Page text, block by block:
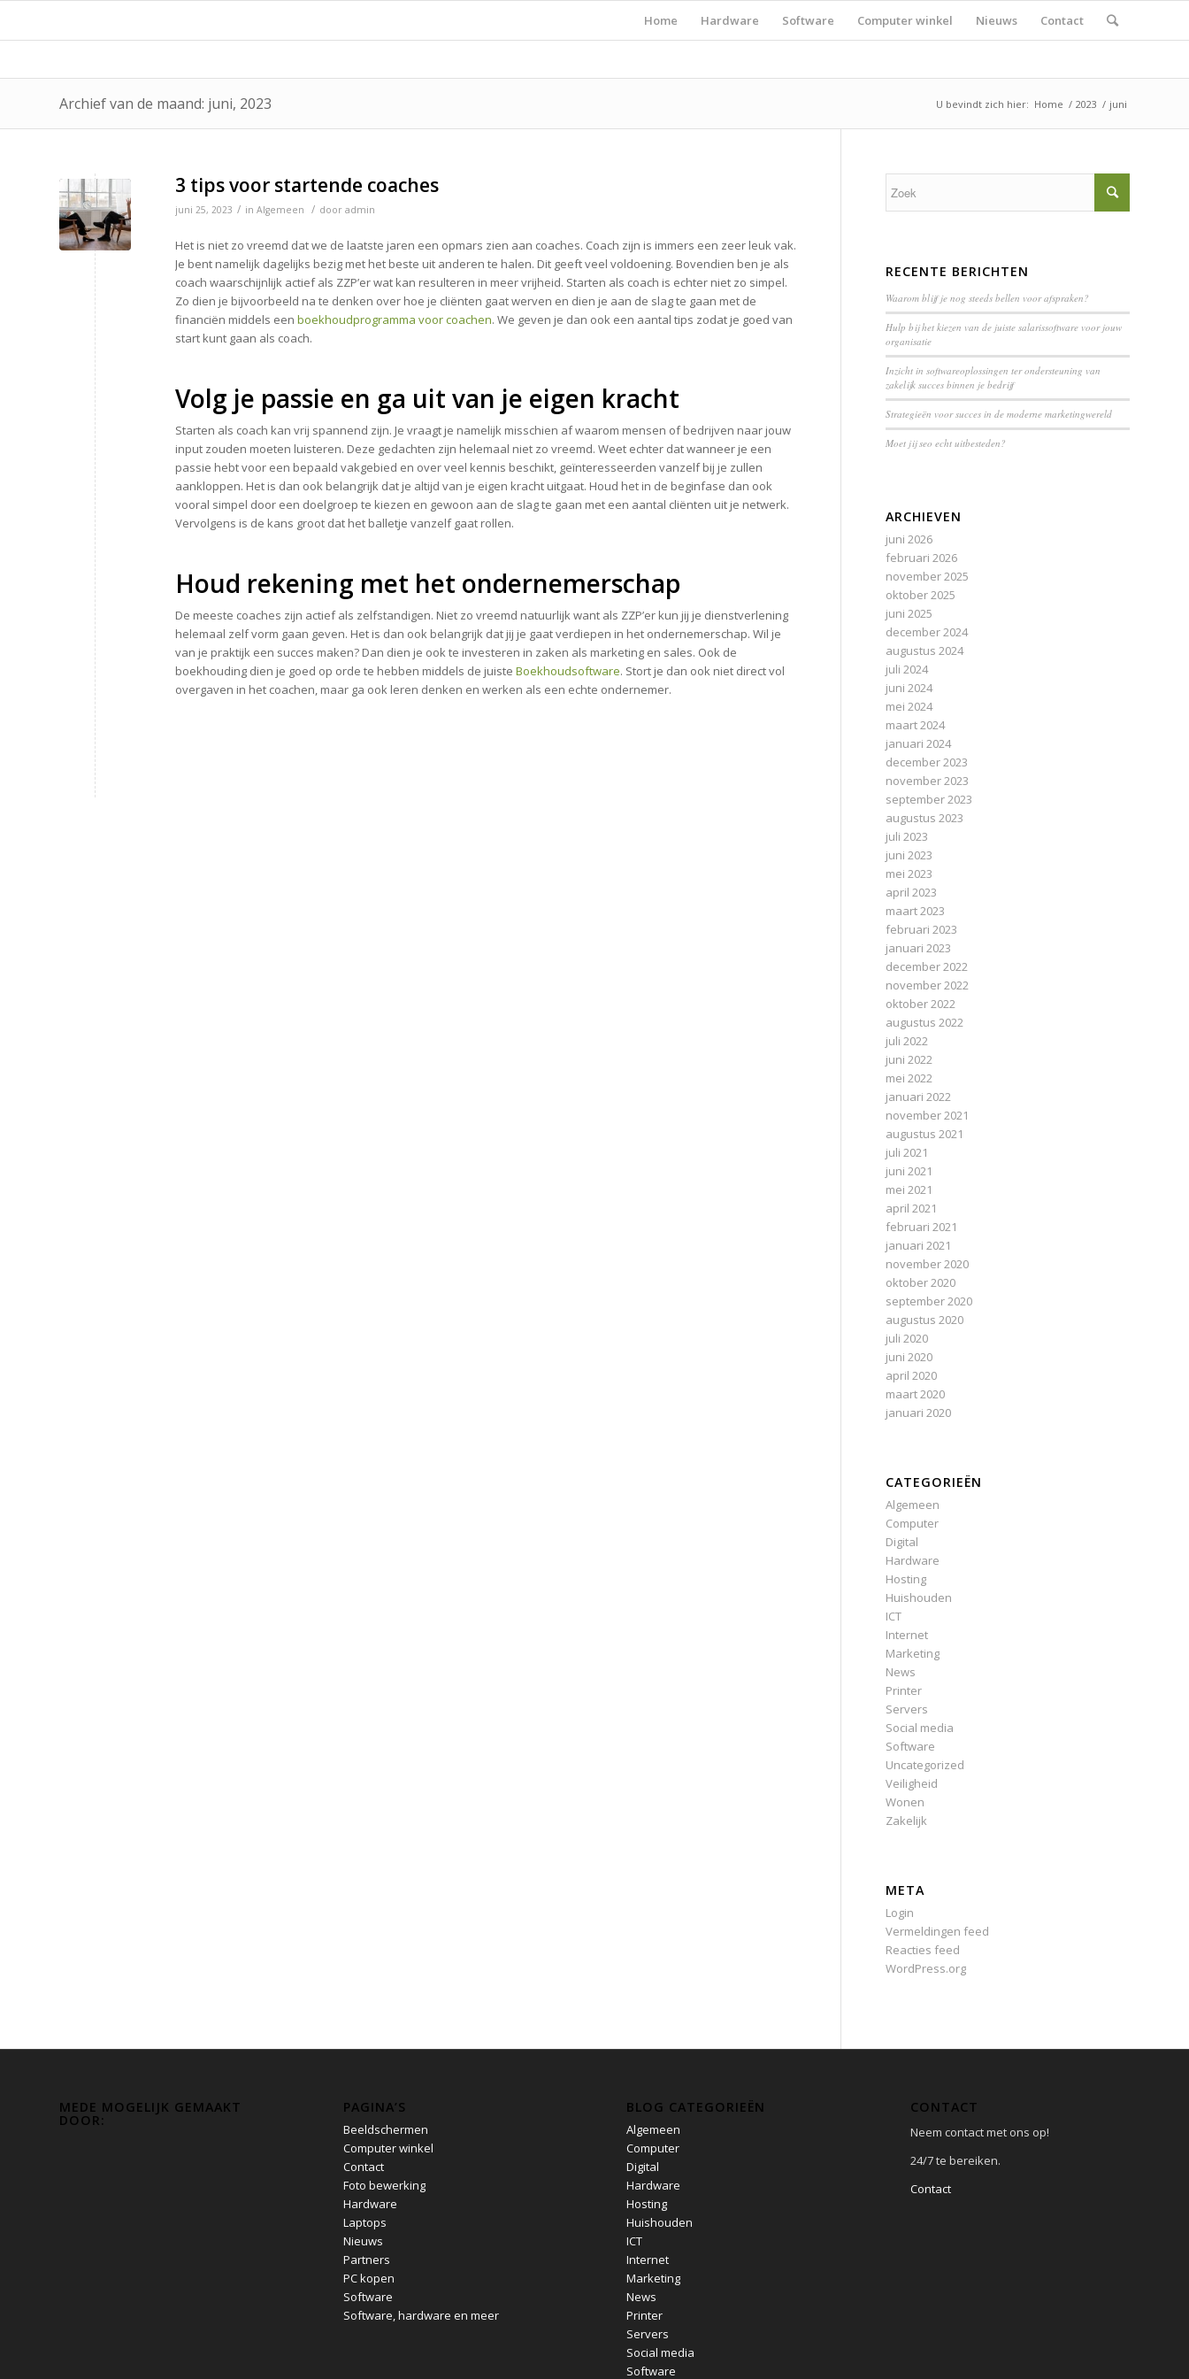
Home Hardware Software Computer winkel Nieuws Contact
Archief van de maand: juni, 2023 U bevindt zich hier: Home / 2023 / juni
3 tips voor startende coaches
juni 25, 2023 / in Algemeen / door admin
Het is niet zo vreemd dat we de laatste jaren een opmars zien aan coaches. Coach zijn is immers een zeer leuk vak.
Je bent namelijk dagelijks bezig met het beste uit anderen te halen. Dit geeft veel voldoening. Bovendien ben je als
coach waarschijnlijk actief als ZZP’er wat kan resulteren in meer vrijheid. Starten als coach is echter niet zo simpel.
Zo dien je bijvoorbeeld na te denken over hoe je cliënten gaat werven en dien je aan de slag te gaan met de
financiën middels een boekhoudprogramma voor coachen. We geven je dan ook een aantal tips zodat je goed van
start kunt gaan als coach.
Volg je passie en ga uit van je eigen kracht
Starten als coach kan vrij spannend zijn. Je vraagt je namelijk misschien af waarom mensen of bedrijven naar jouw
input zouden moeten luisteren. Deze gedachten zijn helemaal niet zo vreemd. Weet echter dat wanneer je een
passie hebt voor een bepaald vakgebied en over veel kennis beschikt, geïnteresseerden vanzelf bij je zullen
aankloppen. Het is dan ook belangrijk dat je altijd van je eigen kracht uitgaat. Houd het in de beginfase dan ook
vooral simpel door een doelgroep te kiezen en gewoon aan de slag te gaan met een aantal cliënten uit je netwerk.
Vervolgens is de kans groot dat het balletje vanzelf gaat rollen.
Houd rekening met het ondernemerschap
De meeste coaches zijn actief als zelfstandigen. Niet zo vreemd natuurlijk want als ZZP’er kun jij je dienstverlening
helemaal zelf vorm gaan geven. Het is dan ook belangrijk dat jij je gaat verdiepen in het ondernemerschap. Wil je
van je praktijk een succes maken? Dan dien je ook te investeren in zaken als marketing en sales. Ook de
boekhouding dien je goed op orde te hebben middels de juiste Boekhoudsoftware. Stort je dan ook niet direct vol
overgaven in het coachen, maar ga ook leren denken en werken als een echte ondernemer.
RECENTE BERICHTEN
Waarom blijf je nog steeds bellen voor afspraken?
Hulp bij het kiezen van de juiste salarissoftware voor jouw
organisatie
Inzicht in softwareoplossingen ter ondersteuning van
zakelijk succes binnen je bedrijf
Strategieën voor succes in de moderne marketingwereld
Moet jij seo echt uitbesteden?
ARCHIEVEN
juni 2026
februari 2026
november 2025
oktober 2025
juni 2025
december 2024
augustus 2024
juli 2024
juni 2024
mei 2024
maart 2024
januari 2024
december 2023
november 2023
september 2023
augustus 2023
juli 2023
juni 2023
mei 2023
april 2023
maart 2023
februari 2023
januari 2023
december 2022
november 2022
oktober 2022
augustus 2022
juli 2022
juni 2022
mei 2022
januari 2022
november 2021
augustus 2021
juli 2021
juni 2021
mei 2021
april 2021
februari 2021
januari 2021
november 2020
oktober 2020
september 2020
augustus 2020
juli 2020
juni 2020
april 2020
maart 2020
januari 2020
CATEGORIEËN
Algemeen
Computer
Digital
Hardware
Hosting
Huishouden
ICT
Internet
Marketing
News
Printer
Servers
Social media
Software
Uncategorized
Veiligheid
Wonen
Zakelijk
META
Login
Vermeldingen feed
Reacties feed
WordPress.org
MEDE MOGELIJK GEMAAKT
DOOR:
PAGINA’S
Beeldschermen
Computer winkel
Contact
Foto bewerking
Hardware
Laptops
Nieuws
Partners
PC kopen
Software
Software, hardware en meer
BLOG CATEGORIEËN
Algemeen
Computer
Digital
Hardware
Hosting
Huishouden
ICT
Internet
Marketing
News
Printer
Servers
Social media
Software
CONTACT
Neem contact met ons op!
24/7 te bereiken.
Contact